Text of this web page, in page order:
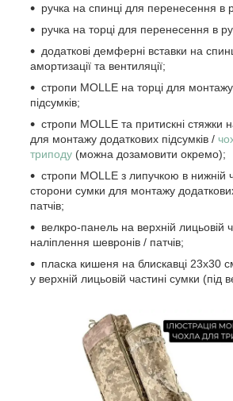
ручка на спинці для перенесення в
ручка на торці для перенесення в
додаткові демферні вставки на
амортизації та вентиляції;
стропи MOLLE на торці для
підсумків;
стропи MOLLE та притискні стяжки
для монтажу додаткових підсумків /
триподу (можна дозамовити окремо);
стропи MOLLE з липучкою в нижній
сторони сумки для монтажу
патчів;
велкро-панель на верхній лицьовій
наліплення шевронів / патчів;
пласка кишеня на блискавці 23х30
у верхній лицьовій частині сумки (під